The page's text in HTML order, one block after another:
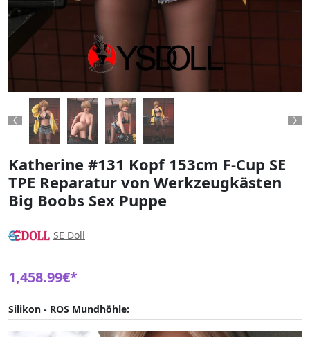
Previous
Katherine #131 Kopf 153cm F-Cup SE
TPE Reparatur von Werkzeugkästen
Big Boobs Sex Puppe
SE Doll
1,458.99€*
Silikon - ROS Mundhöhle: